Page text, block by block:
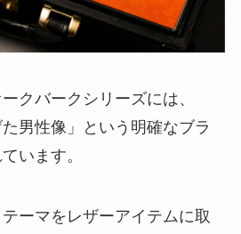
クバークシリーズには、
た男性像」という明確なブラ
います。
ーマをレザーアイテムに取